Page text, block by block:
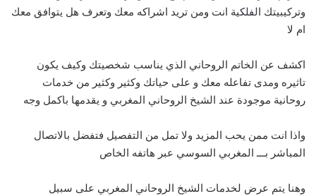
وتركيبيتك الفلكية انت ومن تريد اشراكه معك وتعرف هل يتوافق معك
ام لا
اكشف عن الخاتم الروحاني الذي يناسب شخصيتك وكيف يكون
تاثيره ومدى تفاعله معك و على حياتك وكثير وكثير من خدمات
روحانية موجودة عند الشيخ الروحاني المغربي و يقدمها باكمل وجه
واذا انت ممن يحب المزيد ولا تمل من التفصيل فتفضل بالاتصال
المباشر بـــ المغربي السوسي عبر هاتفه الخاص
وهنا يتم عرض لخدمات الشيخ الروحاني المغربي على سبيل